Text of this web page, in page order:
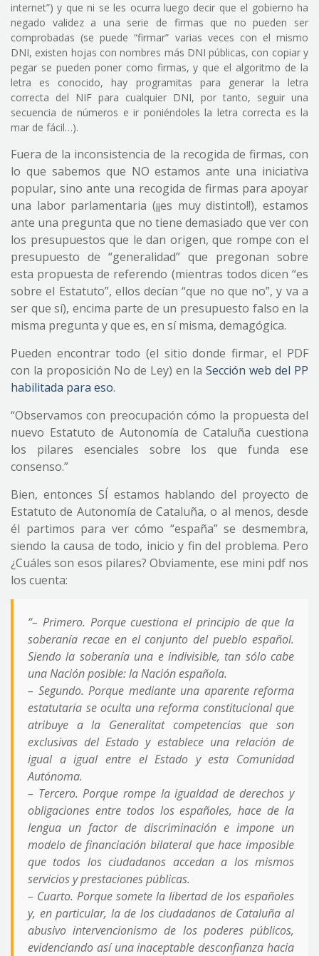
internet”) y que ni se les ocurra luego decir que el gobierno ha
negado validez a una serie de firmas que no pueden ser
comprobadas (se puede “firmar” varias veces con el mismo
DNI, existen hojas con nombres más DNI públicas, con copiar y
pegar se pueden poner como firmas, y que el algoritmo de la
letra es conocido, hay programitas para generar la letra
correcta del NIF para cualquier DNI, por tanto, seguir una
secuencia de números e ir poniéndoles la letra correcta es la
mar de fácil…).
Fuera de la inconsistencia de la recogida de firmas, con
lo que sabemos que NO estamos ante una iniciativa
popular, sino ante una recogida de firmas para apoyar
una labor parlamentaria (¡¡es muy distinto!!), estamos
ante una pregunta que no tiene demasiado que ver con
los presupuestos que le dan origen, que rompe con el
presupuesto de “generalidad” que pregonan sobre
esta propuesta de referendo (mientras todos dicen “es
sobre el Estatuto”, ellos decían “que no que no”, y va a
ser que sí), encima parte de un presupuesto falso en la
misma pregunta y que es, en sí misma, demagógica.
Pueden encontrar todo (el sitio donde firmar, el PDF
con la proposición No de Ley) en la Sección web del PP
habilitada para eso.
“Observamos con preocupación cómo la propuesta del
nuevo Estatuto de Autonomía de Cataluña cuestiona
los pilares esenciales sobre los que funda ese
consenso.”
Bien, entonces SÍ estamos hablando del proyecto de
Estatuto de Autonomía de Cataluña, o al menos, desde
él partimos para ver cómo “españa” se desmembra,
siendo la causa de todo, inicio y fin del problema. Pero
¿Cuáles son esos pilares? Obviamente, ese mini pdf nos
los cuenta:
“– Primero. Porque cuestiona el principio de que la
soberanía recae en el conjunto del pueblo español.
Siendo la soberanía una e indivisible, tan sólo cabe
una Nación posible: la Nación española.
– Segundo. Porque mediante una aparente reforma
estatutaria se oculta una reforma constitucional que
atribuye a la Generalitat competencias que son
exclusivas del Estado y establece una relación de
igual a igual entre el Estado y esta Comunidad
Autónoma.
– Tercero. Porque rompe la igualdad de derechos y
obligaciones entre todos los españoles, hace de la
lengua un factor de discriminación e impone un
modelo de financiación bilateral que hace imposible
que todos los ciudadanos accedan a los mismos
servicios y prestaciones públicas.
– Cuarto. Porque somete la libertad de los españoles
y, en particular, la de los ciudadanos de Cataluña al
abusivo intervencionismo de los poderes públicos,
evidenciando así una inaceptable desconfianza hacia